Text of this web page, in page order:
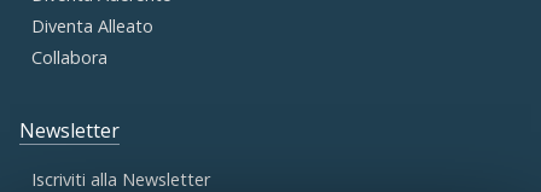
Diventa Alleato
Collabora
Newsletter
Iscriviti alla Newsletter